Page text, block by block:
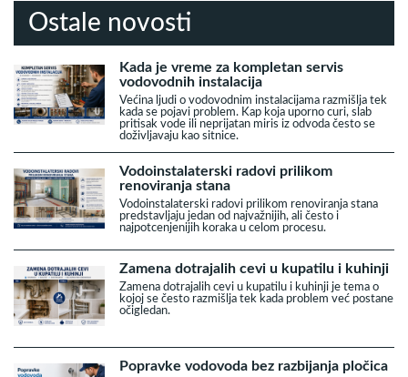
Ostale novosti
Kada je vreme za kompletan servis
vodovodnih instalacija
Većina ljudi o vodovodnim instalacijama razmišlja tek
kada se pojavi problem. Kap koja uporno curi, slab
pritisak vode ili neprijatan miris iz odvoda često se
doživljavaju kao sitnice.
Vodoinstalaterski radovi prilikom
renoviranja stana
Vodoinstalaterski radovi prilikom renoviranja stana
predstavljaju jedan od najvažnijih, ali često i
najpotcenjenijih koraka u celom procesu.
Zamena dotrajalih cevi u kupatilu i kuhinji
Zamena dotrajalih cevi u kupatilu i kuhinji je tema o
kojoj se često razmišlja tek kada problem već postane
očigledan.
Popravke vodovoda bez razbijanja pločica